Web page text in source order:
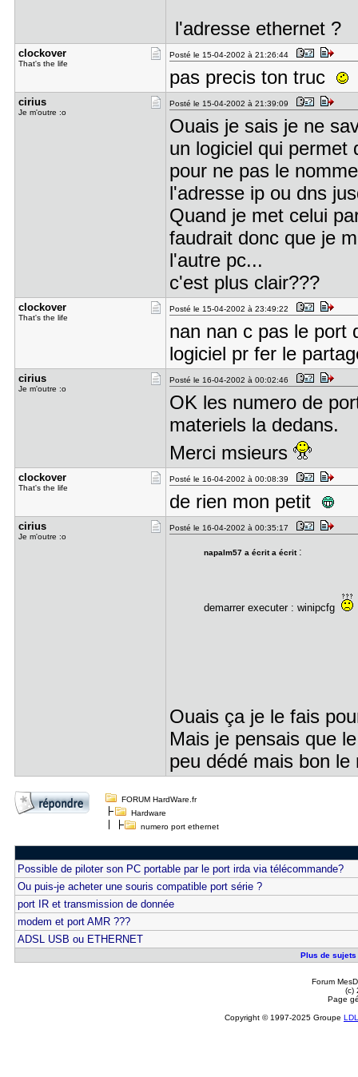
l'adresse ethernet ?
clockover
That's the life
Posté le 15-04-2002 à 21:26:44
pas precis ton truc
cirius
Je m'outre :o
Posté le 15-04-2002 à 21:39:09
Ouais je sais je ne
un logiciel qui permet
pour ne pas le
l'adresse ip ou dns
Quand je met celui
faudrait donc que je
l'autre pc...
c'est plus clair???
clockover
That's the life
Posté le 15-04-2002 à 23:49:22
nan nan c pas le port
logiciel pr fer le
cirius
Je m'outre :o
Posté le 16-04-2002 à 00:02:46
OK les numero de
materiels la dedans.
Merci msieurs
clockover
That's the life
Posté le 16-04-2002 à 00:08:39
de rien mon petit
cirius
Je m'outre :o
Posté le 16-04-2002 à 00:35:17
napalm57 a écrit a écrit :
demarrer executer : winipcfg
Ouais ça je le fais
Mais je pensais que
peu dédé mais bon
FORUM HardWare.fr
Hardware
numero port ethernet
Possible de piloter son PC portable par le port irda via télécommande?
Ou puis-je acheter une souris compatible port série ?
port IR et transmission de donnée
modem et port AMR ???
ADSL USB ou ETHERNET
Plus de
Forum
(c)
Page
Copyright © 1997-2025 Groupe